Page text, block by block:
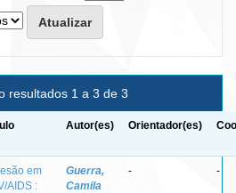
resultados 1 a 3 de 3
Autor(es) Orientador(es)
em
AIDS :
Guerra,
Camila
- -